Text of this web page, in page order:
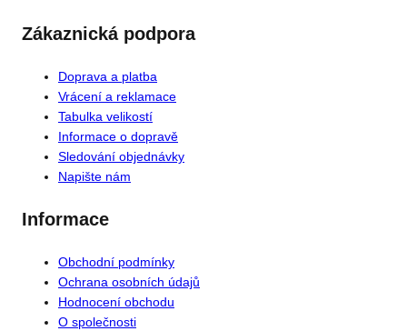
Zákaznická podpora
Doprava a platba
Vrácení a reklamace
Tabulka velikostí
Informace o dopravě
Sledování objednávky
Napište nám
Informace
Obchodní podmínky
Ochrana osobních údajů
Hodnocení obchodu
O společnosti